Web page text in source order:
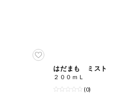
はだまも ミスト
２００ｍＬ
(0)